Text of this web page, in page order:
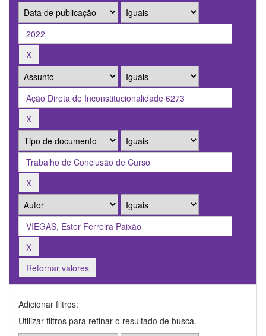
Retornar valores
Adicionar filtros:
Utilizar filtros para refinar o resultado de busca.